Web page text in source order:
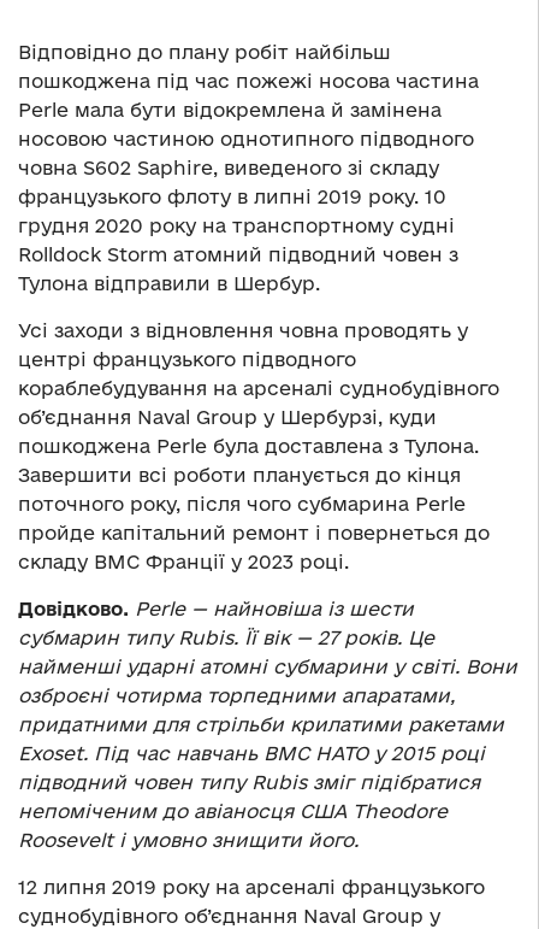
Відповідно до плану робіт найбільш
пошкоджена під час пожежі носова частина
Perle мала бути відокремлена й замінена
носовою частиною однотипного підводного
човна S602 Saphirе, виведеного зі складу
французького флоту в липні 2019 року. 10
грудня 2020 року на транспортному судні
Rolldock Storm атомний підводний човен з
Тулона відправили в Шербур.
Усі заходи з відновлення човна проводять у
центрі французького підводного
кораблебудування на арсеналі суднобудівного
об’єднання Naval Group у Шербурзі, куди
пошкоджена Perle була доставлена з Тулона.
Завершити всі роботи планується до кінця
поточного року, після чого субмарина Perle
пройде капітальний ремонт і повернеться до
складу ВМС Франції у 2023 році.
Довідково. Perle — найновіша із шести
субмарин типу Rubis. Її вік — 27 років. Це
найменші ударні атомні субмарини у світі. Вони
озброєні чотирма торпедними апаратами,
придатними для стрільби крилатими ракетами
Exoset. Під час навчань ВМС НАТО у 2015 році
підводний човен типу Rubis зміг підібратися
непоміченим до авіаносця США Theodore
Roosevelt і умовно знищити його.
12 липня 2019 року на арсеналі французького
суднобудівного об’єднання Naval Group у